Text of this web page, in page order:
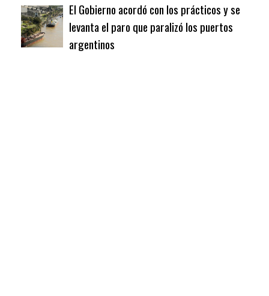
El Gobierno acordó con los prácticos y se
levanta el paro que paralizó los puertos
argentinos